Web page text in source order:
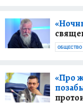
ОБЩЕСТВО
«Про